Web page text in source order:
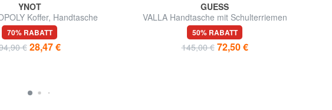
YNOT
Koffer, Handtasche
70% RABATT
€ 28,47 €
GUESS
VALLA Handtasche mit Schulterriemen
50% RABATT
145,00 € 72,50 €